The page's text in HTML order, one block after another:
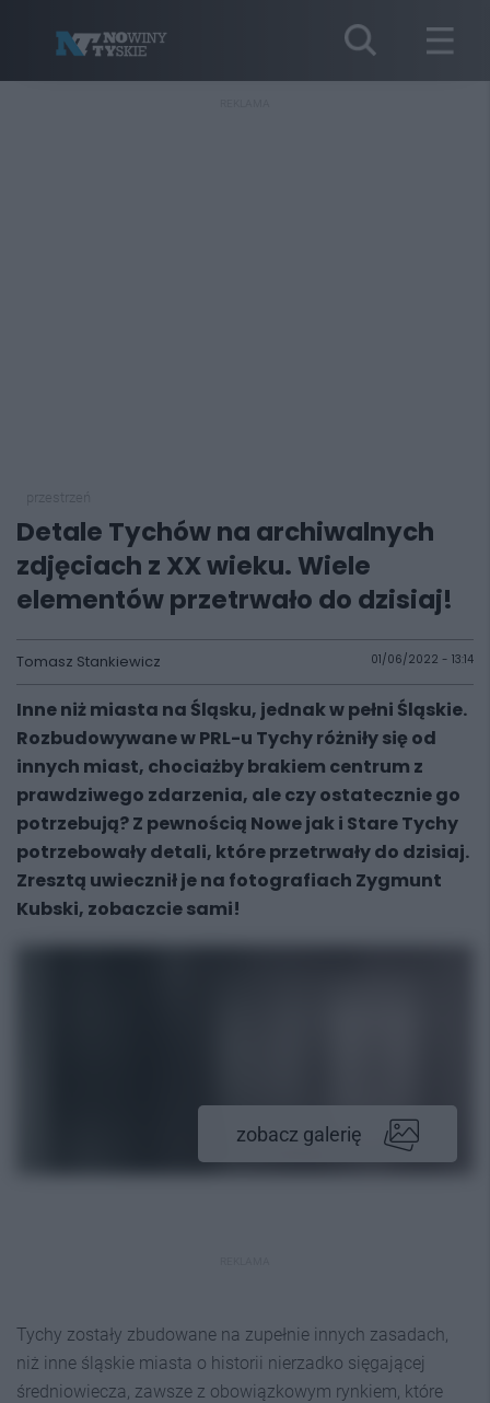
Detale Tychów na archiwalnych
zdjęciach z XX wieku. Wiele
elementów przetrwało do dzisiaj!
Tomasz Stankiewicz 01/06/2022 - 13:14
Inne niż miasta na Śląsku, jednak w pełni Śląskie.
Rozbudowywane w PRL-u Tychy różniły się od
innych miast, chociażby brakiem centrum z
prawdziwego zdarzenia, ale czy ostatecznie go
potrzebują? Z pewnością Nowe jak i Stare Tychy
potrzebowały detali, które przetrwały do dzisiaj.
Zresztą uwiecznił je na fotografiach Zygmunt
Kubski, zobaczcie sami!
zobacz galerię
Tychy zostały zbudowane na zupełnie innych zasadach,
niż inne śląskie miasta o historii nierzadko sięgającej
średniowiecza, zawsze z obowiązkowym rynkiem, które